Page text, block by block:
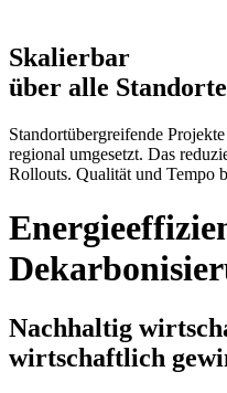
Skalierbar
über alle Standorte
Standortübergreifende
regional umgesetzt. Das
Rollouts. Qualität und Tempo
Nachhaltig
wirtschaftlich